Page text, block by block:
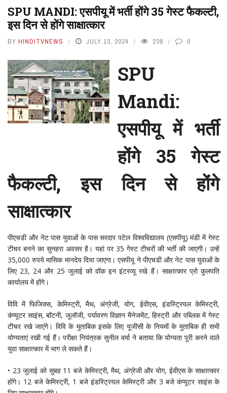
SPU MANDI: एसपीयू में भर्ती होंगे 35 गेस्ट फैकल्टी,
इस दिन से होंगे साक्षात्कार
BY HINDITVNEWS JULY 13, 2024 238 0
SPU
Mandi:
एसपीयू में भर्ती
होंगे 35 गेस्ट
फैकल्टी, इस दिन से होंगे
साक्षात्कार
पीएचडी और नेट पास युवाओं के पास सरदार पटेल विश्वविद्यालय (एसपीयू) मंडी में गेस्ट
टीचर बनने का सुनहरा अवसर है। यहां पर 35 गेस्ट टीचरों की भर्ती की जाएगी। उन्हें
35,000 रुपये मासिक मानदेय दिया जाएगा। एसपीयू ने पीएचडी और नेट पास युवाओं के
लिए 23, 24 और 25 जुलाई को वॉक इन इंटरव्यू रखे हैं। साक्षात्कार प्रो कुलपति
कार्यालय में होंगे।
विवि में फिजिक्स, केमिस्ट्री, मैथ, अंग्रेजी, योग, ईवीएस, इंडस्ट्रियल केमिस्ट्री,
कंप्यूटर साइंस, बॉटनी, जूलॉजी, पर्यावरण विज्ञान मैनेजमेंट, हिस्ट्री और पब्लिक में गेस्ट
टीचर रखे जाएंगे। विवि के मुताबिक इसके लिए यूजीसी के नियमों के मुताबिक ही सभी
योग्यताएं रखी गई हैं। परीक्षा नियंत्रक सुनील वर्मा ने बताया कि योग्यता पूरी करने वाले
युवा साक्षात्कार में भाग ले सकते हैं।
• 23 जुलाई को सुबह 11 बजे केमिस्ट्री, मैथ, अंग्रेजी और योग, ईवीएस के साक्षात्कार
होंगे। 12 बजे केमिस्ट्री, 1 बजे इंडस्ट्रियल केमिस्ट्री और 3 बजे कंप्यूटर साइंस के